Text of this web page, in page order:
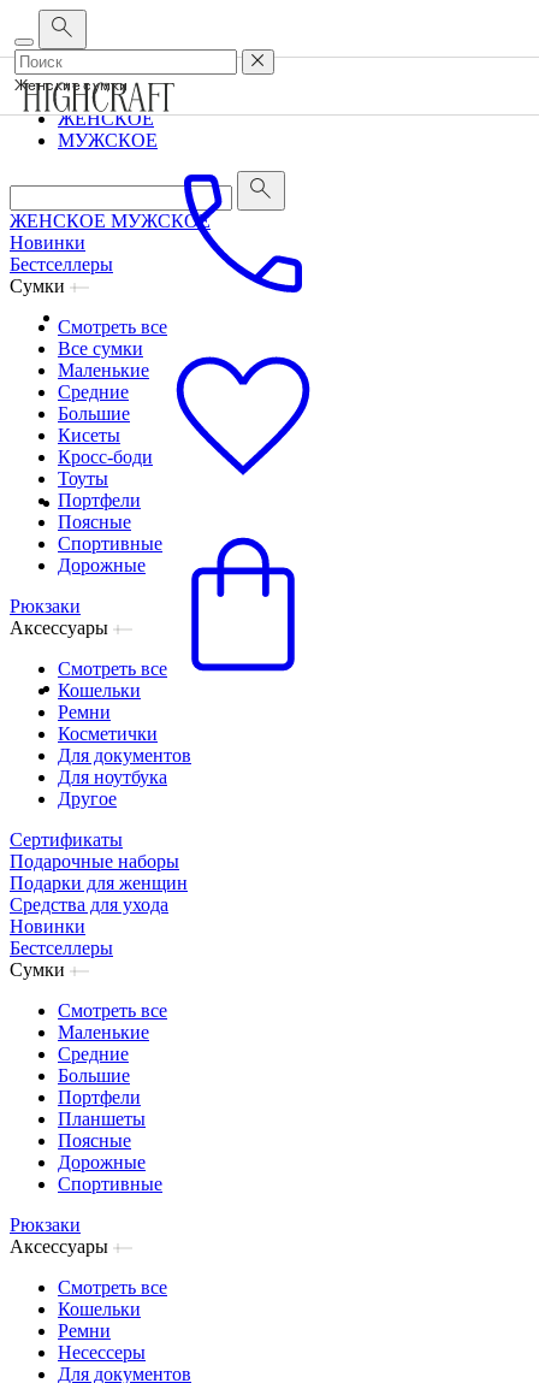
Корпоративным клиентам • О бренде
ЖЕНСКОЕ
МУЖСКОЕ
ЖЕНСКОЕ МУЖСКОЕ
Новинки
Бестселлеры
Сумки
Смотреть все
Все сумки
Маленькие
Средние
Большие
Кисеты
Кросс-боди
Тоуты
Портфели
Поясные
Спортивные
Дорожные
Рюкзаки
Аксессуары
Смотреть все
Кошельки
Ремни
Косметички
Для документов
Для ноутбука
Другое
Сертификаты
Подарочные наборы
Подарки для женщин
Средства для ухода
Новинки
Бестселлеры
Сумки
Смотреть все
Маленькие
Средние
Большие
Портфели
Планшеты
Поясные
Дорожные
Спортивные
Рюкзаки
Аксессуары
Смотреть все
Кошельки
Ремни
Несессеры
Для документов
Женские сумки